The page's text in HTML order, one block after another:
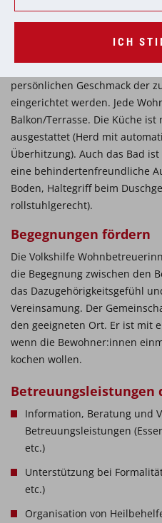
Individualität
persönlichen Geschmack der
eingerichtet werden. Jede
Balkon/Terrasse. Die Küche
ausgestattet (Herd mit
Überhitzung). Auch das Bad
eine behindertenfreundliche
Boden, Haltegriff beim
rollstuhlgerecht).
Begegnungen fördern
Die Volkshilfe
die Begegnung zwischen den
das Dazugehörigkeitsgefühl
Vereinsamung. Der
den geeigneten Ort. Er ist mit
wenn die Bewohner:innen
kochen wollen.
Betreuungsleistungen
Information, Beratung und
Betreuungsleistungen
etc.)
Unterstützung bei
etc.)
Organisation von
ICH